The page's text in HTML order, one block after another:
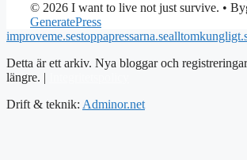
© 2026 I want to live not just survive. •
GeneratePress
improveme.sestoppapressarna.se
Detta är ett arkiv. Nya bloggar och
längre. |
Drift & teknik: Adminor.net